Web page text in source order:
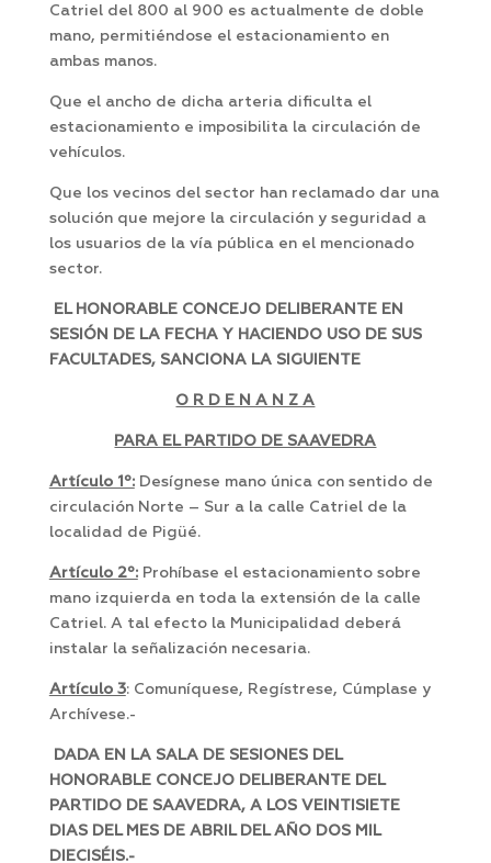
Catriel del 800 al 900 es actualmente de doble
mano, permitiéndose el estacionamiento en
ambas manos.
Que el ancho de dicha arteria dificulta el
estacionamiento e imposibilita la circulación de
vehículos.
Que los vecinos del sector han reclamado dar una
solución que mejore la circulación y seguridad a
los usuarios de la vía pública en el mencionado
sector.
EL HONORABLE CONCEJO DELIBERANTE EN
SESIÓN DE LA FECHA Y HACIENDO USO DE SUS
FACULTADES, SANCIONA LA SIGUIENTE
O R D E N A N Z A
PARA EL PARTIDO DE SAAVEDRA
Artículo 1º:Desígnese mano única con sentido de
circulación Norte – Sur a la calle Catriel de la
localidad de Pigüé.
Artículo 2º:Prohíbase el estacionamiento sobre
mano izquierda en toda la extensión de la calle
Catriel. A tal efecto la Municipalidad deberá
instalar la señalización necesaria.
Artículo 3: Comuníquese, Regístrese, Cúmplase y
Archívese.-
DADA EN LA SALA DE SESIONES DEL
HONORABLE CONCEJO DELIBERANTE DEL
PARTIDO DE SAAVEDRA, A LOS VEINTISIETE
DIAS DEL MES DE ABRIL DEL AÑO DOS MIL
DIECISÉIS.-